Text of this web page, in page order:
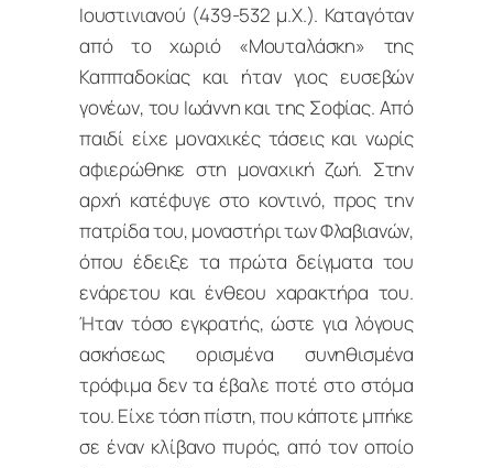
Ιουστινιανού (439-532 μ.Χ.). Καταγόταν
από το χωριό «Μουταλάσκη» της
Καππαδοκίας και ήταν γιος ευσεβών
γονέων, του Ιωάννη και της Σοφίας. Από
παιδί είχε μοναχικές τάσεις και νωρίς
αφιερώθηκε στη μοναχική ζωή. Στην
αρχή κατέφυγε στο κοντινό, προς την
πατρίδα του, μοναστήρι των Φλαβιανών,
όπου έδειξε τα πρώτα δείγματα του
ενάρετου και ένθεου χαρακτήρα του.
Ήταν τόσο εγκρατής, ώστε για λόγους
ασκήσεως ορισμένα συνηθισμένα
τρόφιμα δεν τα έβαλε ποτέ στο στόμα
του. Είχε τόση πίστη, που κάποτε μπήκε
σε έναν κλίβανο πυρός, από τον οποίο